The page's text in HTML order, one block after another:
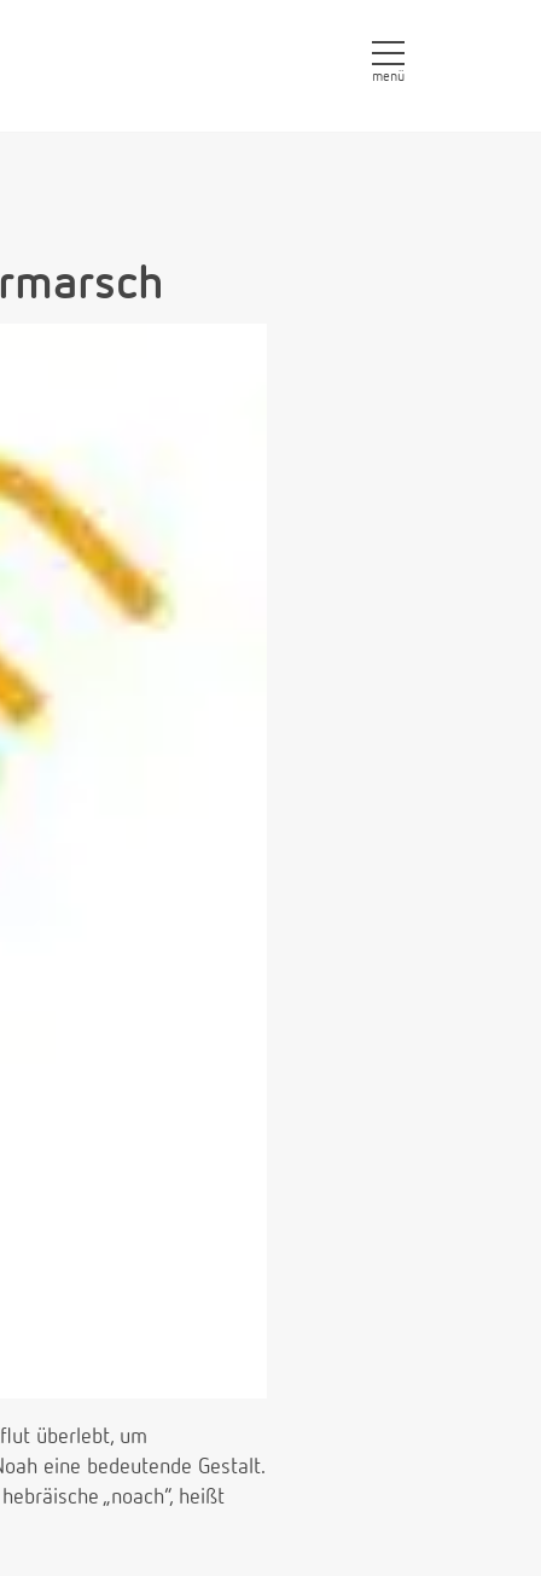
menü
überlebt, um
eine bedeutende Gestalt.
„noach“, heißt